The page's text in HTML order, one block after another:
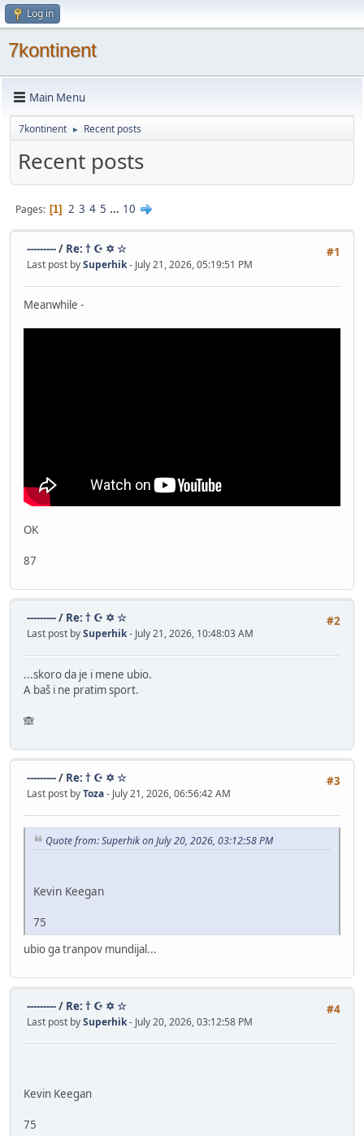
Log in
7kontinent
Main Menu
7kontinent ► Recent posts
Recent posts
Pages 1 2 3 4 5 ... 10
#1
---------/ Re: † ☪ ✡ ☆
Last post bySuperhik- July 21, 2026, 05:19:51 PM
Meanwhile -
OK
87
#2
---------/ Re: † ☪ ✡ ☆
Last post bySuperhik- July 21, 2026, 10:48:03 AM
...skoro da je i mene ubio.
A baš i ne pratim sport.
🙈
#3
---------/ Re: † ☪ ✡ ☆
Last post byToza- July 21, 2026, 06:56:42 AM
Quote from: Superhik on July 20, 2026, 03:12:58 PM
Kevin Keegan
75
ubio ga tranpov mundijal...
#4
---------/ Re: † ☪ ✡ ☆
Last post bySuperhik- July 20, 2026, 03:12:58 PM
Kevin Keegan
75